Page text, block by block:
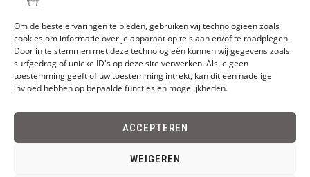
Om de beste ervaringen te bieden, gebruiken wij technologieën zoals
cookies om informatie over je apparaat op te slaan en/of te raadplegen.
Door in te stemmen met deze technologieën kunnen wij gegevens zoals
surfgedrag of unieke ID's op deze site verwerken. Als je geen
toestemming geeft of uw toestemming intrekt, kan dit een nadelige
invloed hebben op bepaalde functies en mogelijkheden.
ACCEPTEREN
WEIGEREN
Galeries
Morren Galleries, Utrecht
Kunstzalen A.Vecht, Amsterdam
Tefaf 2011, Maastricht
Pan 2010, Amsterdam
Galerie Art-Quadraat (Art2), Amsterdam
complete collection permanent on show